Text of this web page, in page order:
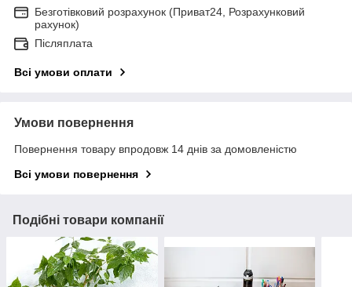
Безготівковий розрахунок (Приват24, Розрахунковий
рахунок)
Післяплата
Всі умови оплати
Умови повернення
Повернення товару впродовж 14 днів за домовленістю
Всі умови повернення
Подібні товари компанії